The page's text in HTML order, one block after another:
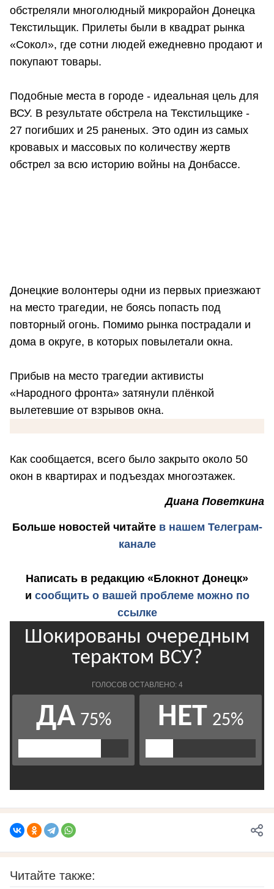
обстреляли многолюдный микрорайон Донецка
Текстильщик. Прилеты были в квадрат рынка
«Сокол», где сотни людей ежедневно продают и
покупают товары.
Подобные места в городе - идеальная цель для
ВСУ. В результате обстрела на Текстильщике -
27 погибших и 25 раненых. Это один из самых
кровавых и массовых по количеству жертв
обстрел за всю историю войны на Донбассе.
Донецкие волонтеры одни из первых приезжают
на место трагедии, не боясь попасть под
повторный огонь. Помимо рынка пострадали и
дома в округе, в которых повылетали окна.
Прибыв на место трагедии активисты
«Народного фронта» затянули плёнкой
вылетевшие от взрывов окна.
Как сообщается, всего было закрыто около 50
окон в квартирах и подъездах многоэтажек.
Диана Поветкина
Больше новостей читайте в нашем Телеграм-
канале
Написать в редакцию «Блокнот Донецк»
и сообщить о вашей проблеме можно по
ссылке
Читайте также: